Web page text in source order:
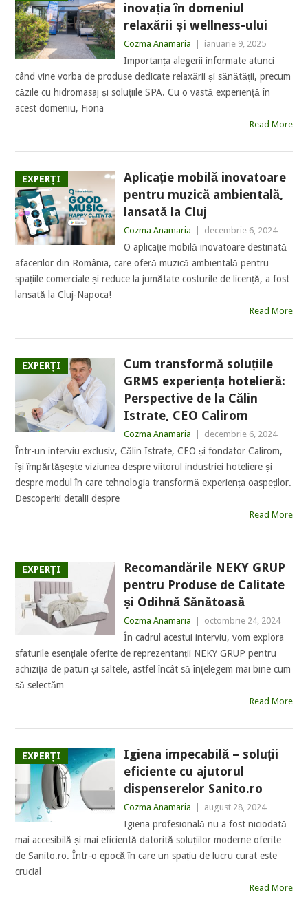
inovația în domeniul
relaxării și wellness-ului
Cozma Anamaria ianuarie 9, 2025
Importanța alegerii informate atunci
când vine vorba de produse dedicate relaxării și sănătății, precum
căzile cu hidromasaj și soluțiile SPA. Cu o vastă experiență în
acest domeniu, Fiona
Read More
EXPERȚI
Aplicație mobilă inovatoare
pentru muzică ambientală,
lansată la Cluj
Cozma Anamaria decembrie 6, 2024
O aplicație mobilă inovatoare destinată
afacerilor din România, care oferă muzică ambientală pentru
spațiile comerciale și reduce la jumătate costurile de licență, a fost
lansată la Cluj-Napoca!
Read More
EXPERȚI
Cum transformă soluțiile
GRMS experiența hotelieră:
Perspective de la Călin
Istrate, CEO Calirom
Cozma Anamaria decembrie 6, 2024
Într-un interviu exclusiv, Călin Istrate, CEO și fondator Calirom,
își împărtășește viziunea despre viitorul industriei hoteliere și
despre modul în care tehnologia transformă experiența oaspeților.
Descoperiți detalii despre
Read More
EXPERȚI
Recomandările NEKY GRUP
pentru Produse de Calitate
și Odihnă Sănătoasă
Cozma Anamaria octombrie 24, 2024
În cadrul acestui interviu, vom explora
sfaturile esențiale oferite de reprezentanții NEKY GRUP pentru
achiziția de paturi și saltele, astfel încât să înțelegem mai bine cum
să selectăm
Read More
EXPERȚI
Igiena impecabilă – soluții
eficiente cu ajutorul
dispenserelor Sanito.ro
Cozma Anamaria august 28, 2024
Igiena profesională nu a fost niciodată
mai accesibilă și mai eficientă datorită soluțiilor moderne oferite
de Sanito.ro. Într-o epocă în care un spațiu de lucru curat este
crucial
Read More